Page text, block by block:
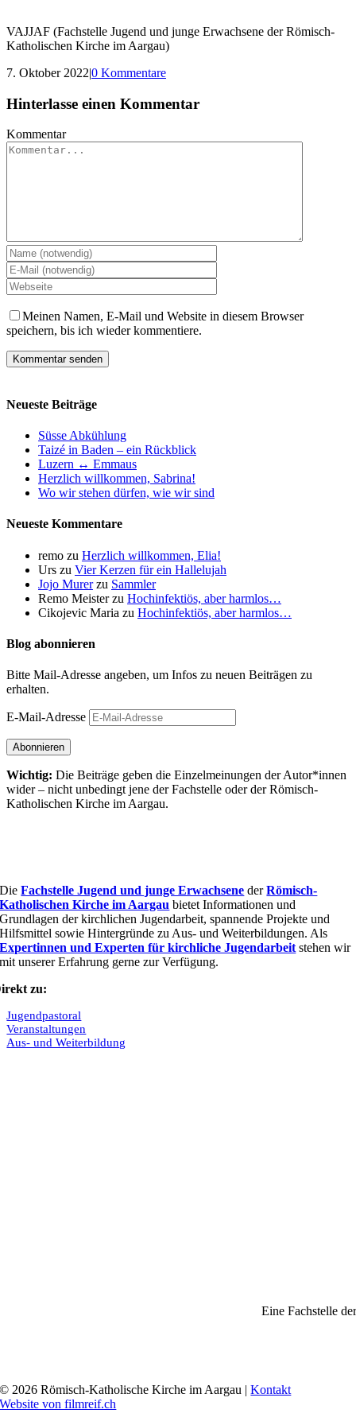
VAJJAF (Fachstelle Jugend und junge Erwachsene der Römisch-
Katholischen Kirche im Aargau)
7. Oktober 2022|0 Kommentare
Hinterlasse einen Kommentar
Kommentar
Meinen Namen, E-Mail und Website in diesem Browser
speichern, bis ich wieder kommentiere.
Neueste Beiträge
Süsse Abkühlung
Taizé in Baden – ein Rückblick
Luzern ↔ Emmaus
Herzlich willkommen, Sabrina!
Wo wir stehen dürfen, wie wir sind
Neueste Kommentare
remo zu Herzlich willkommen, Elia!
Urs zu Vier Kerzen für ein Hallelujah
Jojo Murerzu Sammler
Remo Meisterzu Hochinfektiös, aber harmlos…
Cikojevic Maria zu Hochinfektiös, aber harmlos…
Blog abonnieren
Bitte Mail-Adresse angeben, um Infos zu neuen Beiträgen zu
erhalten.
E-Mail-Adresse
Abonnieren
Wichtig: Die Beiträge geben die Einzel­meinungen der Autor*innen
wider – nicht unbedingt jene der Fach­stelle oder der Römisch-
Katholischen Kirche im Aargau.
DieFachstelle Jugend und junge Erwachsene derRömisch-
Katholischen Kirche im Aargau bietet Informationen und
Grundlagen der kirchlichen Jugendarbeit, spannende Projekte und
Hilfsmittel sowie Hintergründe zu Aus- und Weiterbildungen. Als
Expertinnen und Experten für kirchliche Jugendarbeit stehen wir
mit unserer Erfahrung gerne zur Verfügung.
zu:
Jugendpastoral
Veranstaltungen
Aus- und Weiterbildung
Eine Fachstelle der
© 2026 Römisch-Katholische Kirche im Aargau |Kontakt
Website von filmreif.ch